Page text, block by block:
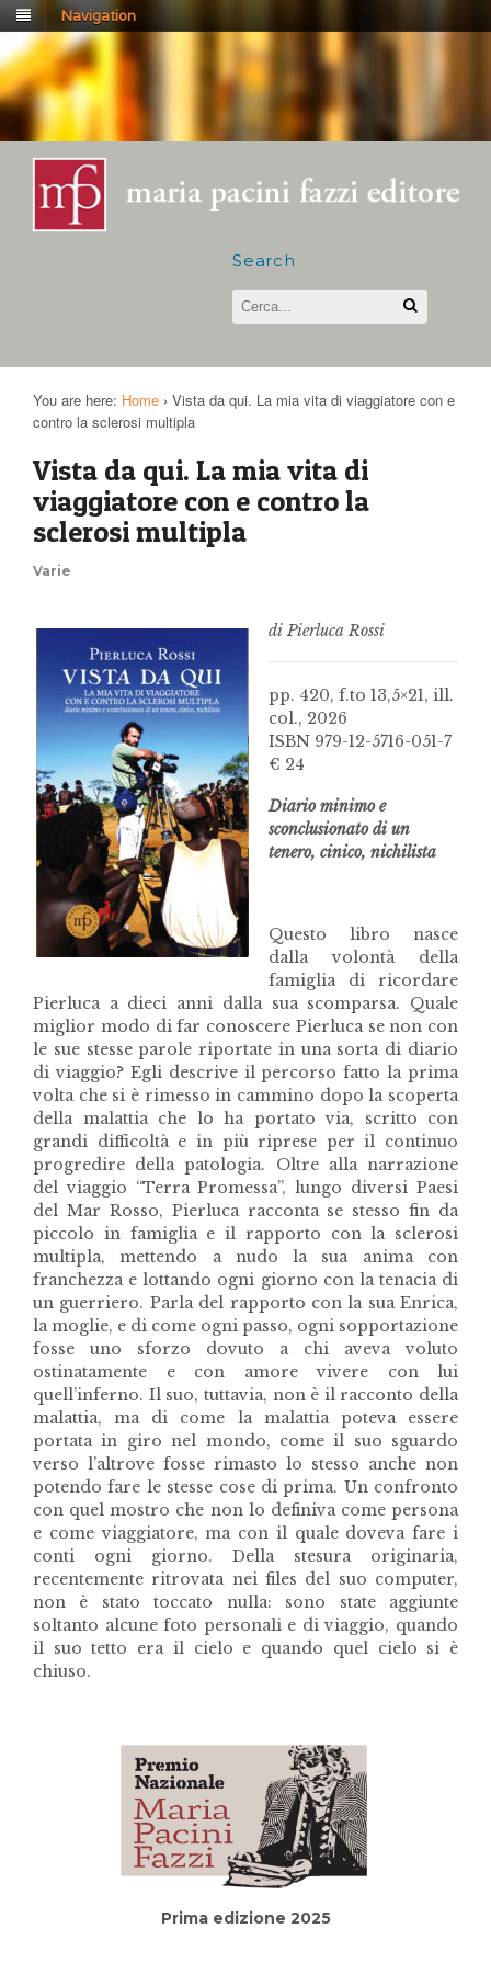
Navigation
Search
You are here: Home › Vista da qui. La mia vita di viaggiatore con e
contro la sclerosi multipla
Vista da qui. La mia vita di
viaggiatore con e contro la
sclerosi multipla
Varie
di Pierluca Rossi
pp. 420, f.to 13,5×21, ill.
col., 2026
ISBN 979-12-5716-051-7
€ 24
Diario minimo e
sconclusionato di un
tenero, cinico, nichilista
Questo libro nasce
dalla volontà della
famiglia di ricordare
Pierluca a dieci anni dalla sua scomparsa. Quale
miglior modo di far conoscere Pierluca se non con
le sue stesse parole riportate in una sorta di diario
di viaggio? Egli descrive il percorso fatto la prima
volta che si è rimesso in cammino dopo la scoperta
della malattia che lo ha portato via, scritto con
grandi difficoltà e in più riprese per il continuo
progredire della patologia. Oltre alla narrazione
del viaggio “Terra Promessa”, lungo diversi Paesi
del Mar Rosso, Pierluca racconta se stesso fin da
piccolo in famiglia e il rapporto con la sclerosi
multipla, mettendo a nudo la sua anima con
franchezza e lottando ogni giorno con la tenacia di
un guerriero. Parla del rapporto con la sua Enrica,
la moglie, e di come ogni passo, ogni sopportazione
fosse uno sforzo dovuto a chi aveva voluto
ostinatamente e con amore vivere con lui
quell’inferno. Il suo, tuttavia, non è il racconto della
malattia, ma di come la malattia poteva essere
portata in giro nel mondo, come il suo sguardo
verso l’altrove fosse rimasto lo stesso anche non
potendo fare le stesse cose di prima. Un confronto
con quel mostro che non lo definiva come persona
e come viaggiatore, ma con il quale doveva fare i
conti ogni giorno. Della stesura originaria,
recentemente ritrovata nei files del suo computer,
non è stato toccato nulla: sono state aggiunte
soltanto alcune foto personali e di viaggio, quando
il suo tetto era il cielo e quando quel cielo si è
chiuso.
Prima edizione 2025